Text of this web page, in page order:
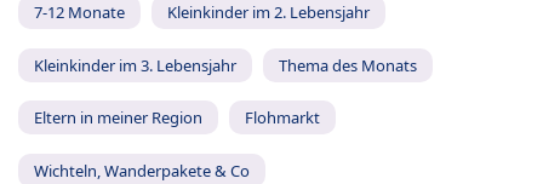
7-12 Monate Kleinkinder im 2. Lebensjahr
Kleinkinder im 3. Lebensjahr Thema des Monats
Eltern in meiner Region Flohmarkt
Wichteln, Wanderpakete & Co